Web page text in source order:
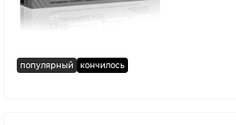
популярный кончилось